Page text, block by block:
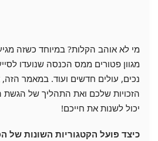
מי לא אוהב הקלות? במיוחד כשזה
מגוון פטורים ממס הכנסה שנועדו
נכים, עולים חדשים ועוד. במאמר הזה,
הזכויות שלכם ואת התהליך של הגשת
יכול לשנות את חייכם!
כיצד פועל הקטגוריות השונות של